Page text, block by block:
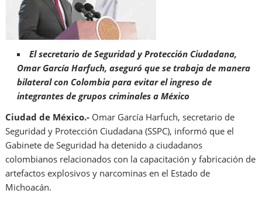
El secretario de Seguridad y Protección Ciudadana,
Omar García Harfuch, aseguró que se trabaja de manera
bilateral con Colombia para evitar el ingreso de
integrantes de grupos criminales a México
Ciudad de México.- Omar García Harfuch, secretario de
Seguridad y Protección Ciudadana (SSPC), informó que el
Gabinete de Seguridad ha detenido a ciudadanos
colombianos relacionados con la capacitación y fabricación de
artefactos explosivos y narcominas en el Estado de
Michoacán.